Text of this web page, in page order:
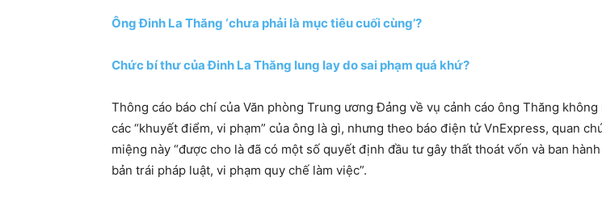
Ông Đinh La Thăng ‘chưa phải là mục tiêu cuối cùng’?
Chức bí thư của Đinh La Thăng lung lay do sai phạm quá khứ?
Thông cáo báo chí của Văn phòng Trung ương Đảng về vụ cảnh cáo ông Thăng
các “khuyết điểm, vi phạm” của ông là gì, nhưng theo báo điện tử VnExpress, quan
miệng này “được cho là đã có một số quyết định đầu tư gây thất thoát vốn và ban
bản trái pháp luật, vi phạm quy chế làm việc”.